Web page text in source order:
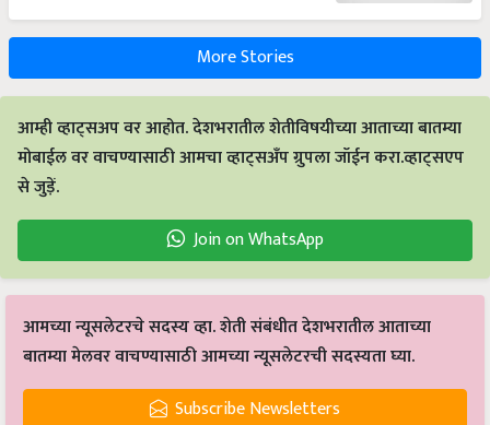
More Stories
आम्ही व्हाट्सअप वर आहोत. देशभरातील शेतीविषयीच्या आताच्या बातम्या
मोबाईल वर वाचण्यासाठी आमचा व्हाट्सअँप ग्रुपला जॉईन करा.व्हाट्सएप
से जुड़ें.
Join on WhatsApp
आमच्या न्यूसलेटरचे सदस्य व्हा. शेती संबंधीत देशभरातील आताच्या
बातम्या मेलवर वाचण्यासाठी आमच्या न्यूसलेटरची सदस्यता घ्या.
Subscribe Newsletters